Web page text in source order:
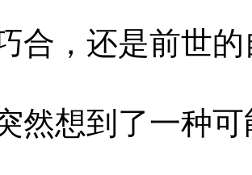
合，还是前世的
然想到了一种可